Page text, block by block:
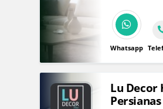
Decoração
com
Whatsapp
Lu Decor
Persianas